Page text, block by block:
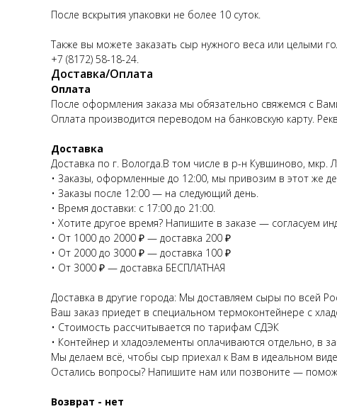
После вскрытия упаковки не более 10 суток.
Также вы можете заказать сыр нужного веса или целыми
+7 (8172) 58-18-24
Доставка/Оплата
Оплата
После оформления заказа мы обязательно свяжемся с
Оплата производится переводом на банковскую карту.
Доставка
Доставка по г. Вологда.В том числе в р-н Кувшиново, мкр.
• Заказы, оформленные до 12:00, мы привозим в этот же
• Заказы после 12:00 — на следующий день.
• Время доставки: с 17:00 до 21:00.
• Хотите другое время? Напишите в заказе — согласуем
• От 1000 до 2000 ₽ — доставка 200 ₽
• От 2000 до 3000 ₽ — доставка 100 ₽
• От 3000 ₽ — доставка БЕСПЛАТНАЯ
Доставка в другие города: Мы доставляем сыры по всей
Ваш заказ приедет в специальном термоконтейнере с
• Стоимость рассчитывается по тарифам СДЭК
• Контейнер и хладоэлементы оплачиваются отдельно, в
Мы делаем всё, чтобы сыр приехал к Вам в идеальном
Остались вопросы? Напишите нам или позвоните —
Возврат - нет